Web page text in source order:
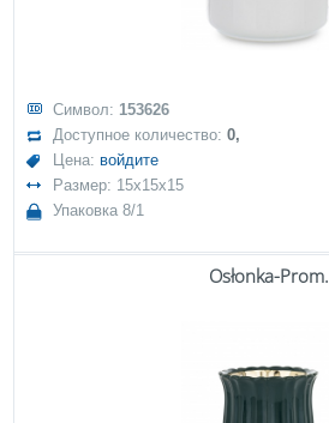
Символ: 153626
Доступное количество:0,
Цена: войдите
Размер: 15x15x15
Упаковка 8/1
Osłonka-Prom.